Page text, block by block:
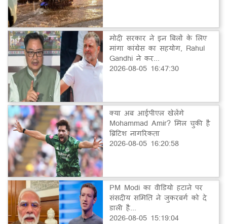
मोदी सरकार ने इन बिलों के लिए
मांगा कांग्रेस का सहयोग, Rahul
Gandhi ने कर...
2026-08-05 16:47:30
क्या अब आईपीएल खेलेंगे
Mohammad Amir? मिल चुकी है
ब्रिटिश नागरिकता
2026-08-05 16:20:58
PM Modi का वीडियो हटाने पर
संसदीय समिति ने जुकरबर्ग को दे
डाली है...
2026-08-05 15:19:04